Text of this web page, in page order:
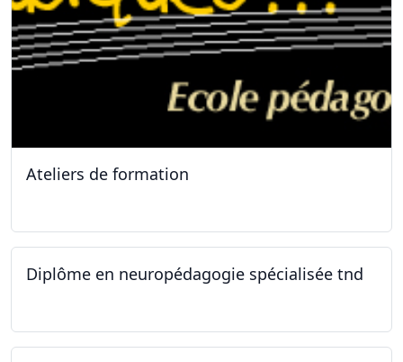
Ateliers de formation
Diplôme en neuropédagogie spécialisée tnd